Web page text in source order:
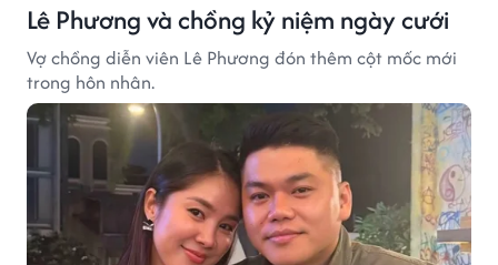
Lê Phương và chồng kỷ niệm ngày cưới
Vợ chồng diễn viên Lê Phương đón thêm cột mốc mới
trong hôn nhân.